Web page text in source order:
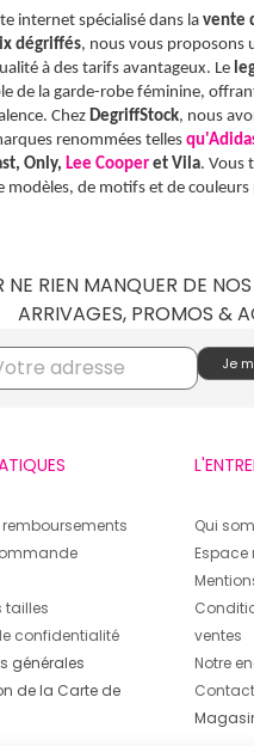
internet spécialisé dans la vente
dégriffés, nous vous proposons
à des tarifs avantageux. Le
de la garde-robe féminine,
Chez DegriffStock, nous
renommées telles
Only, Lee Cooper et Vila. Vous
modèles, de motifs et de
NE RIEN MANQUER DE
ARRIVAGES, PROMOS &
remboursements
tailles
confidentialité
générales
de la Carte de
Qui
Espace
ventes
Notre